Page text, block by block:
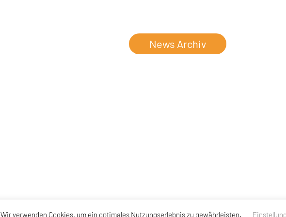
News Archiv
Wir verwenden Cookies, um ein optimales Nutzungserlebnis zu gewährleisten.